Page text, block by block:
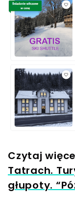
Czytaj
Tatrach.
głupoty.